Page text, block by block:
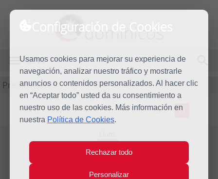
Configuración de Cookies
Usamos cookies para mejorar su experiencia de
navegación, analizar nuestro tráfico y mostrarle
anuncios o contenidos personalizados. Al hacer clic
en “Aceptar todo” usted da su consentimiento a
nuestro uso de las cookies. Más información en
nuestra Política de Cookies.
Rechazar todo
Personalizar
dominicos
MENÚ
Predicación
L M X J V S D
9
Mar